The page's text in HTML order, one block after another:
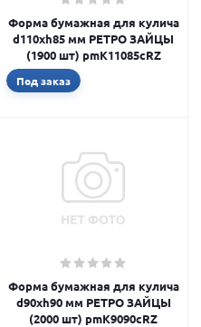
Форма бумажная для кулича
d110xh85 мм РЕТРО ЗАЙЦЫ
(1900 шт) pmK11085cRZ
Под заказ
Форма бумажная для кулича
d90xh90 мм РЕТРО ЗАЙЦЫ
(2000 шт) pmK9090cRZ